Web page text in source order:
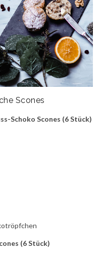
Scones
Schoko Scones (6 Stück)
(6 Stück)